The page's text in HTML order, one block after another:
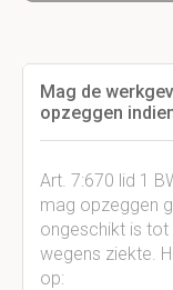
Mag de
opzeggen
Art. 7:670 lid 1
mag opzeggen
ongeschikt is tot
wegens ziekte.
op: